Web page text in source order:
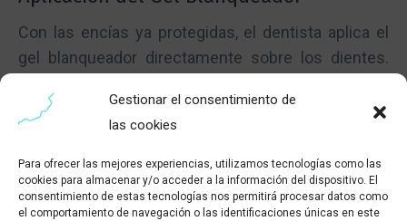
Gestionar el consentimiento de
las cookies
Para ofrecer las mejores experiencias, utilizamos tecnologías como las
cookies para almacenar y/o acceder a la información del dispositivo. El
consentimiento de estas tecnologías nos permitirá procesar datos como
el comportamiento de navegación o las identificaciones únicas en este
Con las encías ya protegidas, el dentista aplica el
gel blanqueador directamente sobre los dientes.
hidrógeno o de carbamida que son efectivos para
aclarar el esmalte dental. El tiempo de aplicación
varía entre 30 y 90 minutos según las
instrucciones del fabricante y puede requerirse
más de una sesión para lograr el tono deseado.